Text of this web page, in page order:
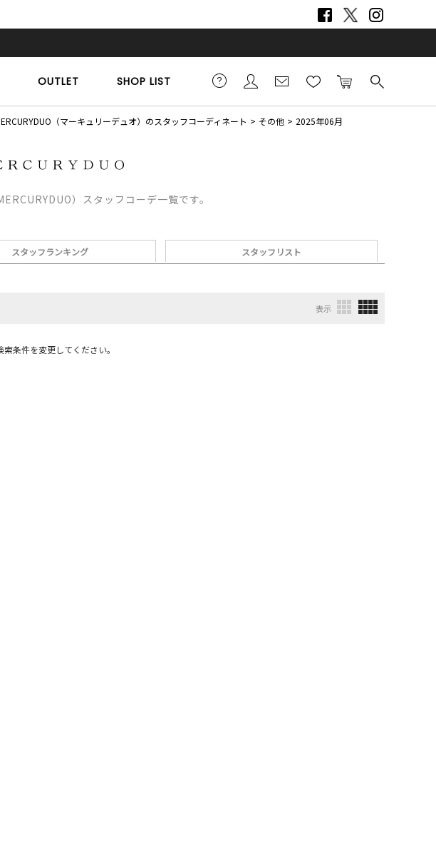
OUTLET SHOP LIST
（マーキュリーデュオ）のスタッフコーディネート その他 2025年06月
）スタッフコーデ一覧です。
スタッフランキング スタッフリスト
表示
条件を変更してください。